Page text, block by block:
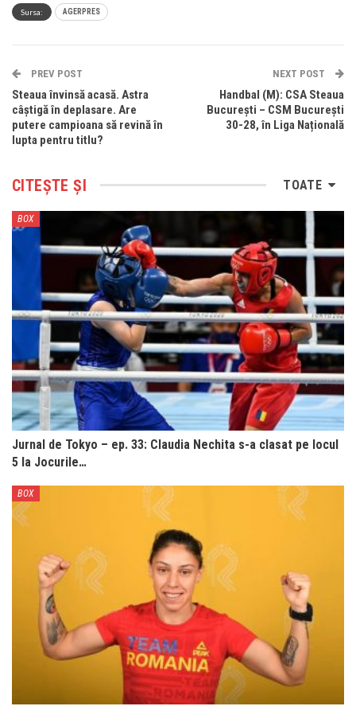
Sursa: AGERPRES
PREV POST
Steaua învinsă acasă. Astra
câștigă în deplasare. Are
putere campioana să revină în
lupta pentru titlu?
NEXT POST
Handbal (M): CSA Steaua
București – CSM București
30-28, în Liga Națională
TOATE
CITEȘTE ȘI
BOX
Jurnal de Tokyo – ep. 33: Claudia Nechita s-a clasat pe locul
5 la Jocurile…
BOX